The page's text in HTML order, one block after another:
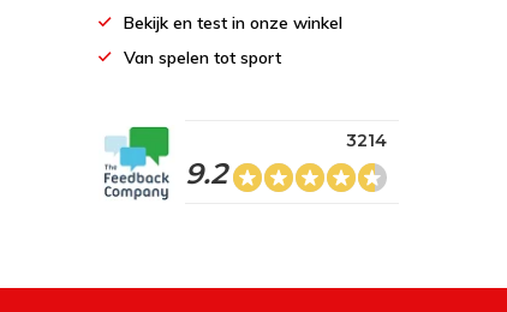
Bekijk en test in onze winkel
Van spelen tot sport
9.2
3214